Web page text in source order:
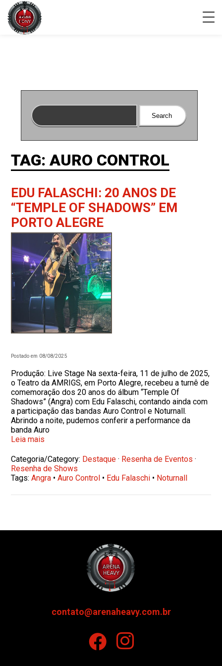
TAG: AURO CONTROL
EDU FALASCHI: 20 ANOS DE
“TEMPLE OF SHADOWS” EM
PORTO ALEGRE
Postado em 08/08/2025
Produção: Live Stage Na sexta-feira, 11 de julho de 2025,
o Teatro da AMRIGS, em Porto Alegre, recebeu a turnê de
comemoração dos 20 anos do álbum “Temple Of
Shadows” (Angra) com Edu Falaschi, contando ainda com
a participação das bandas Auro Control e Noturnall.
Abrindo a noite, pudemos conferir a performance da
banda Auro
Leia mais
Categoria/Category: Destaque · Resenha de Eventos ·
Resenha de Shows
Tags:Angra •Auro Control • Edu Falaschi • Noturnall
contato@arenaheavy.com.br